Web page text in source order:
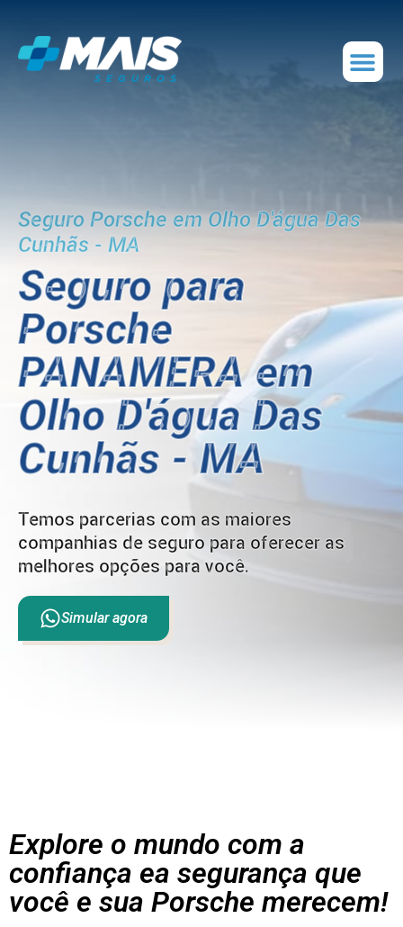
Seguro Porsche em Olho D'água Das
Cunhãs - MA
Seguro para
Porsche
PANAMERA em
Olho D'água Das
Cunhãs - MA
Temos parcerias com as maiores
companhias de seguro para oferecer as
melhores opções para você.
Simular agora
Explore o mundo com a
confiança ea segurança que
você e sua Porsche merecem!